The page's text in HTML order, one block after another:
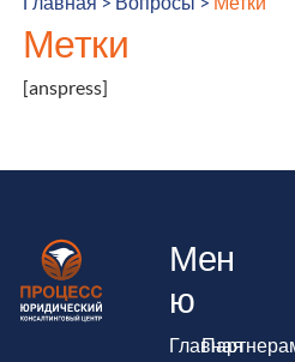
Метки
[anspress]
Мен
ю
Главная